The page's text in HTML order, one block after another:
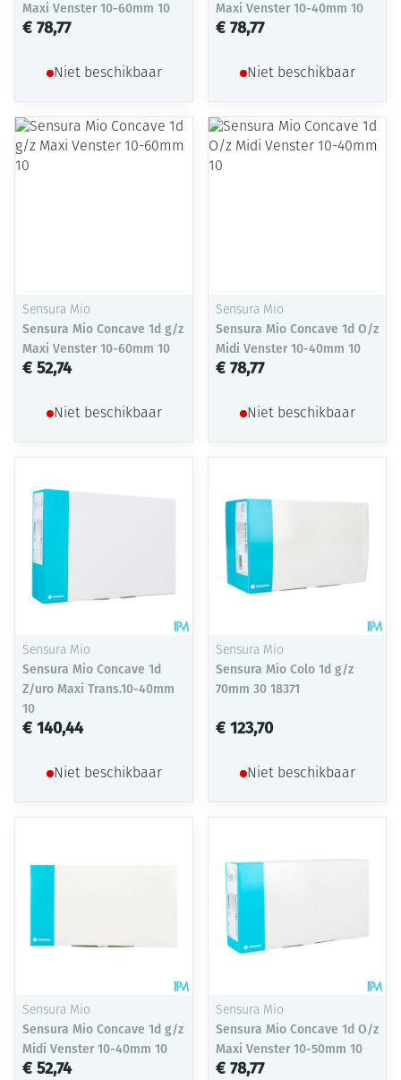
Maxi Venster 10-60mm 10
€ 78,77
Niet beschikbaar
Maxi Venster 10-40mm 10
€ 78,77
Niet beschikbaar
Sensura Mio
Sensura Mio Concave 1d g/z
Maxi Venster 10-60mm 10
€ 52,74
Niet beschikbaar
Sensura Mio
Sensura Mio Concave 1d O/z
Midi Venster 10-40mm 10
€ 78,77
Niet beschikbaar
Sensura Mio
Sensura Mio Concave 1d
Z/uro Maxi Trans.10-40mm
10
€ 140,44
Niet beschikbaar
Sensura Mio
Sensura Mio Colo 1d g/z
70mm 30 18371
€ 123,70
Niet beschikbaar
Sensura Mio
Sensura Mio Concave 1d g/z
Midi Venster 10-40mm 10
€ 52,74
Sensura Mio
Sensura Mio Concave 1d O/z
Maxi Venster 10-50mm 10
€ 78,77